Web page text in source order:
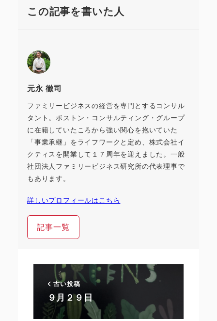
この記事を書いた人
元永 徹司
ファミリービジネスの経営を専門とするコンサル
タント。ボストン・コンサルティング・グループ
に在籍していたころから強い関心を抱いていた
「事業承継」をライフワークと定め、株式会社イ
クティスを開業して１７周年を迎えました。一般
社団法人ファミリービジネス研究所の代表理事で
もあります。
詳しいプロフィールはこちら
記事一覧
古い投稿
９月２９日